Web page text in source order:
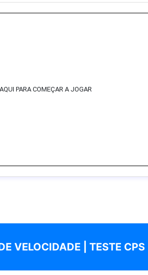
PARA COMEÇAR A JOGAR
VELOCIDADE | TESTE CPS